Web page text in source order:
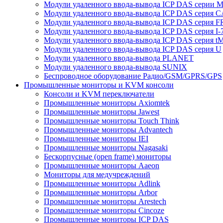
Модули удаленного ввода-вывода ICP DAS серии M
Модули удаленного ввода-вывода ICP DAS серия
Модули удаленного ввода-вывода ICP DAS серия
Модули удаленного ввода-вывода ICP DAS серия I-
Модули удаленного ввода-вывода ICP DAS серия
Модули удаленного ввода-вывода ICP DAS серия U
Модули удаленного ввода-вывода PLANET
Модули удаленного ввода-вывода SUNIX
Беспроводное оборудование Радио/GSM/GPRS/GPS
Промышленные мониторы и KVM консоли
Консоли и KVM переключатели
Промышленные мониторы Axiomtek
Промышленные мониторы Jawest
Промышленные мониторы Touch Think
Промышленные мониторы Advantech
Промышленные мониторы IEI
Промышленные мониторы Nagasaki
Бескорпусные (open frame) мониторы
Промышленные мониторы Aaeon
Мониторы для медучреждений
Промышленные мониторы Adlink
Промышленные мониторы Arbor
Промышленные мониторы Arestech
Промышленные мониторы Cincoze
Промышленные мониторы ICP DAS